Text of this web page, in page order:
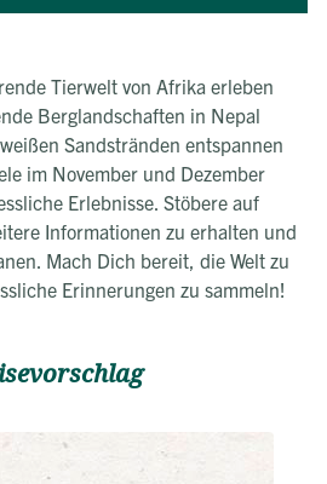
Tierwelt von Afrika erleben
Berglandschaften in Nepal
Sandstränden entspannen
im November und Dezember
Erlebnisse. Stöbere auf
Informationen zu erhalten und
Mach Dich bereit, die Welt zu
Erinnerungen zu sammeln!